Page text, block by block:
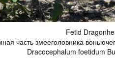
Fetid
часть змееголовника
Dracocephalum foetidum